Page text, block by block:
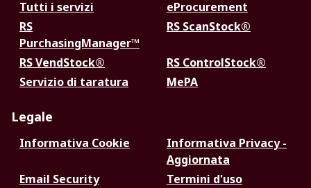
Tutti i servizi
eProcurement
RS
PurchasingManager™
RS ScanStock®
RS VendStock®
RS ControlStock®
Servizio di taratura
MePA
Legale
Informativa Cookie
Informativa Privacy -
Aggiornata
Email Security
Termini d'uso